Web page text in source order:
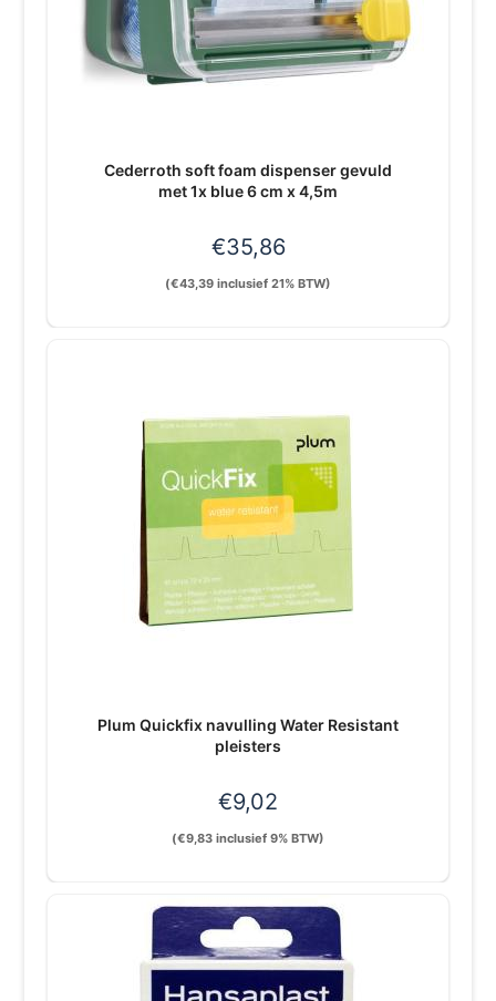
Cederroth soft foam dispenser gevuld
met 1x blue 6 cm x 4,5m
€35,86
(€43,39 inclusief 21% BTW)
Plum Quickfix navulling Water Resistant
pleisters
€9,02
(€9,83 inclusief 9% BTW)